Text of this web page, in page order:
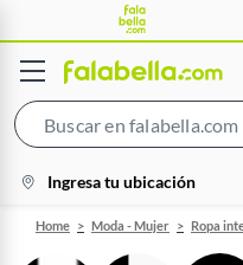
location-
icon
Ingresa tu ubicación
Home Moda - Mujer Ropa